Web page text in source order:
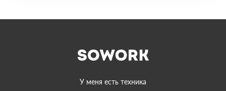
У меня есть техника